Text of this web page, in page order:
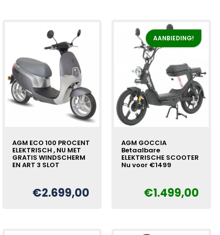
AGM ECO 100 PROCENT
ELEKTRISCH , NU MET
GRATIS WINDSCHERM
EN ART 3 SLOT
€2.699,00
AANBIEDING!
AGM GOCCIA
Betaalbare
ELEKTRISCHE SCOOTER
Nu voor €1499
Oorspronkelijke
€1.499,00
Huidige